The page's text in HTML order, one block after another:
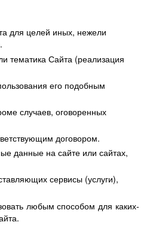
для целей иных, нежели
тематика Сайта (реализация
его подобным
случаев, оговоренных
договором.
данные на сайте или сайтах,
сервисы (услуги),
любым способом для каких-